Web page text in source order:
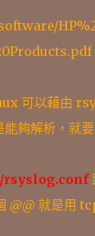
可以藉由
夠解析，
rsyslog.conf
@@ 就是用